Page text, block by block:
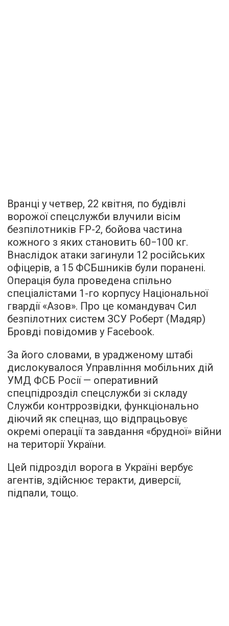
Вранці у четвер, 22 квітня, по будівлі
ворожої спецслужби влучили вісім
безпілотників FP-2, бойова частина
кожного з яких становить 60−100 кг.
Внаслідок атаки загинули 12 російських
офіцерів, а 15 ФСБшників були поранені.
Операція була проведена спільно
спеціалістами 1-го корпусу Національної
гвардії «Азов». Про це командувач Сил
безпілотних систем ЗСУ Роберт (Мадяр)
Бровді повідомив у Facebook.
За його словами, в урадженому штабі
дислокувалося Управління мобільних дій
УМД ФСБ Росії — оперативний
спецпідрозділ спецслужби зі складу
Служби контррозвідки, функціонально
діючий як спецназ, що відпрацьовує
окремі операції та завдання «брудної» війни
на території України.
Цей підрозділ ворога в Україні вербує
агентів, здійснює теракти, диверсії,
підпали, тощо.